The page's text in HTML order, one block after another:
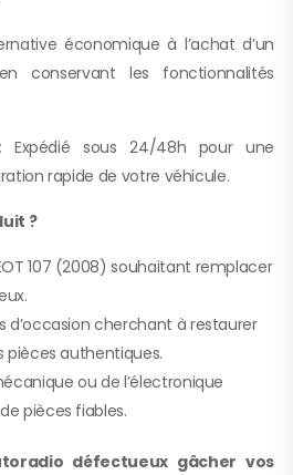
économique à l’achat d’un
conservant les fonctionnalités
Expédié sous 24/48h pour une
rapide de votre véhicule.
?
107 (2008) souhaitant remplacer
d’occasion cherchant à restaurer
pièces authentiques.
ou de l’électronique
pièces fiables.
défectueux gâcher vos